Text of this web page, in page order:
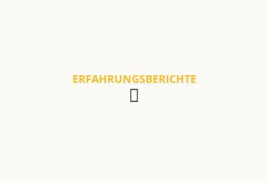
ERFAHRUNGSBERICHTE